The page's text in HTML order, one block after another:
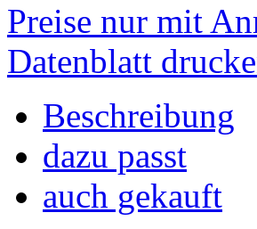
Preise nur mit
Datenblatt
Beschreibung
dazu passt
auch gekauft